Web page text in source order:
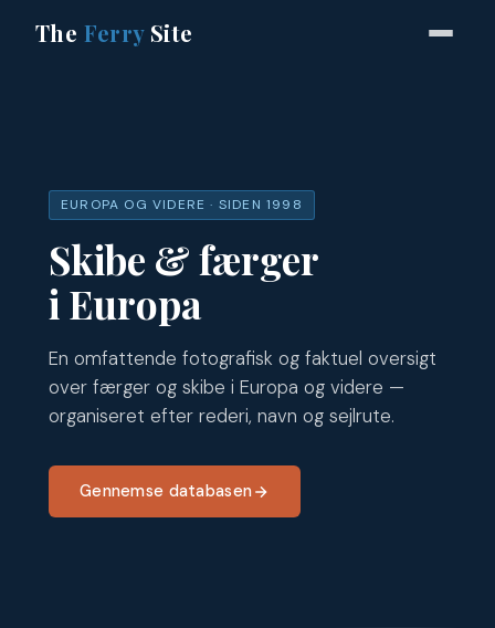
The FerrySite
EUROPA OG VIDERE · SIDEN 1998
Skibe & færger
i Europa
En omfattende fotografisk og faktuel oversigt
over færger og skibe i Europa og videre —
organiseret efter rederi, navn og sejlrute.
Gennemse databasen